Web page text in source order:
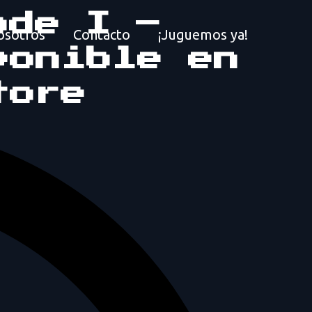
Contacto ¡Juguemos ya!
I –
en